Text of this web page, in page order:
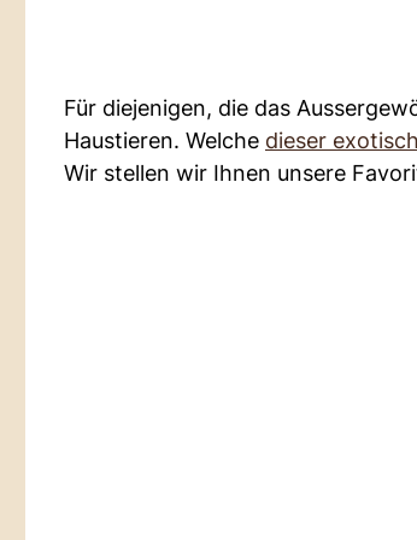
Für diejenigen, die das
Haustieren. Welche dieser
Wir stellen wir Ihnen unsere